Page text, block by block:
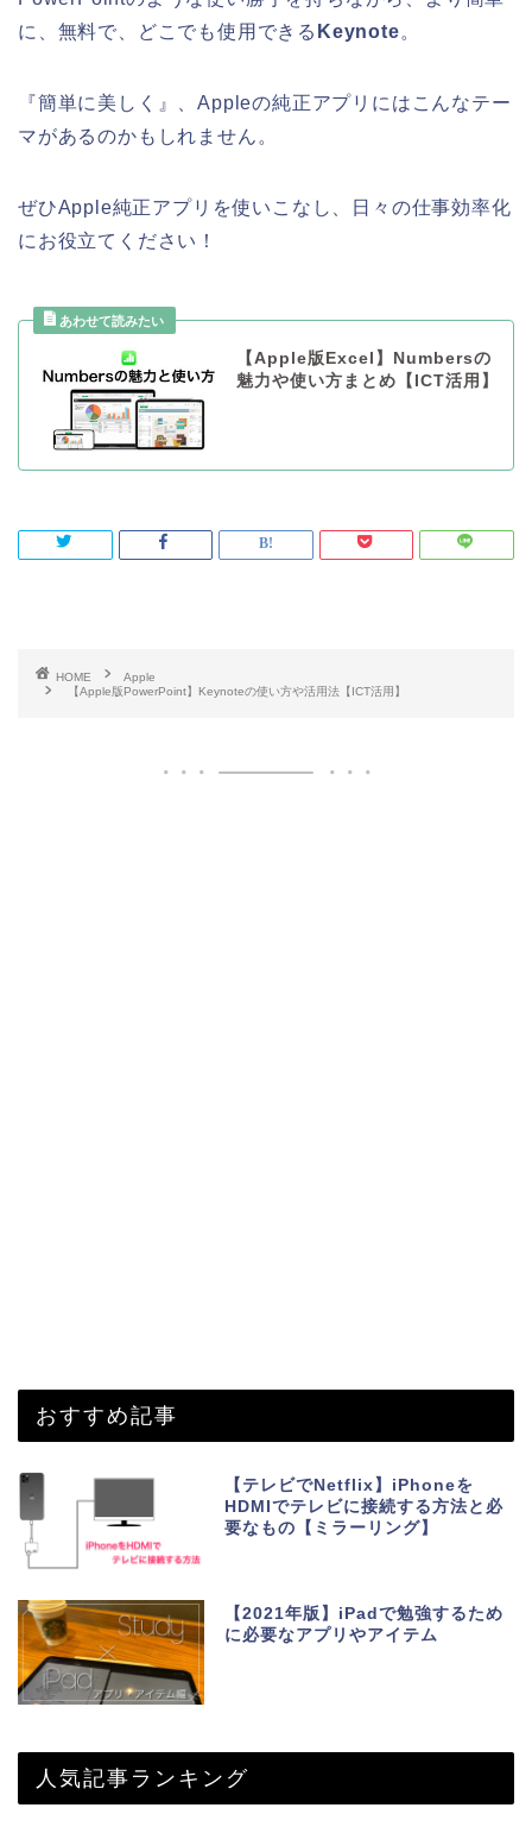
に、無料で、どこでも使用できる Keynote。
『簡単に美しく』、Appleの純正アプリにはこんなテー
マがあるのかもしれません。
ぜひApple純正アプリを使いこなし、日々の仕事効率化
にお役立てください！
【Apple版Excel】Numbersの
魅力や使い方まとめ【ICT活用】
HOME
Apple
【Apple版PowerPoint】Keynoteの使い方や活用法【ICT活用】
おすすめ記事
【テレビでNetflix】iPhoneを
HDMIでテレビに接続する方法と必
要なもの【ミラーリング】
【2021年版】iPadで勉強するため
に必要なアプリやアイテム
人気記事ランキング